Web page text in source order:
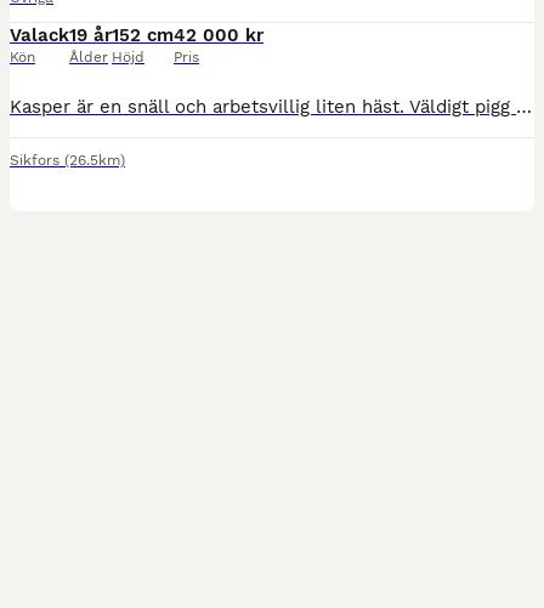
Valack
Kön
19 år
Ålder
152 cm
Höjd
42 000 kr
Pris
Kasper är en snäll och arbetsvillig liten häst. Väldigt pigg och stark, så önskar en lugn, trygg, erfaren ryttare. Han är dock aldrig dum, har aldrig försökt kasta av eller bocka. Han har aldrig varit
Sikfors (26.5km)